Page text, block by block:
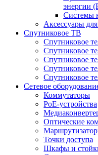
энергии
Системы
Аксессуары
Спутниковое ТВ
Спутниковое
Спутниковое
Спутниковое
Спутниковое
Спутниковое
Сетевое
Коммутаторы
PoE-устройства
Оптические
Точки доступа
Шкафы и